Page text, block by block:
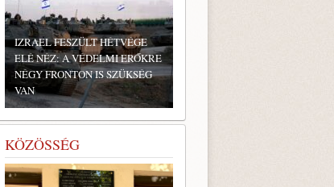
IZRAEL FESZÜLT HÉTVÉGE
ELÉ NÉZ: A VÉDELMI ERŐKRE
NÉGY FRONTON IS SZÜKSÉG
VAN
KÖZÖSSÉG